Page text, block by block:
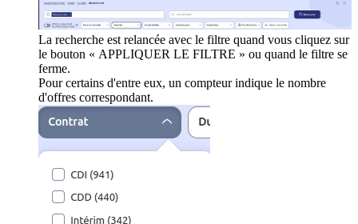
La recherche est relancée avec le filtre quand vous cliquez sur
le bouton « APPLIQUER LE FILTRE » ou quand le filtre se
ferme.
Pour certains d'entre eux, un compteur indique le nombre
d'offres correspondant.